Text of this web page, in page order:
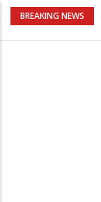
BREAKING NEWS